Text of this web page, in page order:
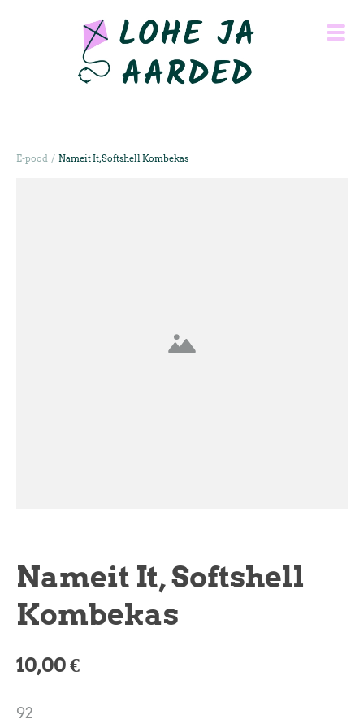
E-pood / Nameit It, Softshell Kombekas
Nameit It, Softshell
Kombekas
10,00 €
92